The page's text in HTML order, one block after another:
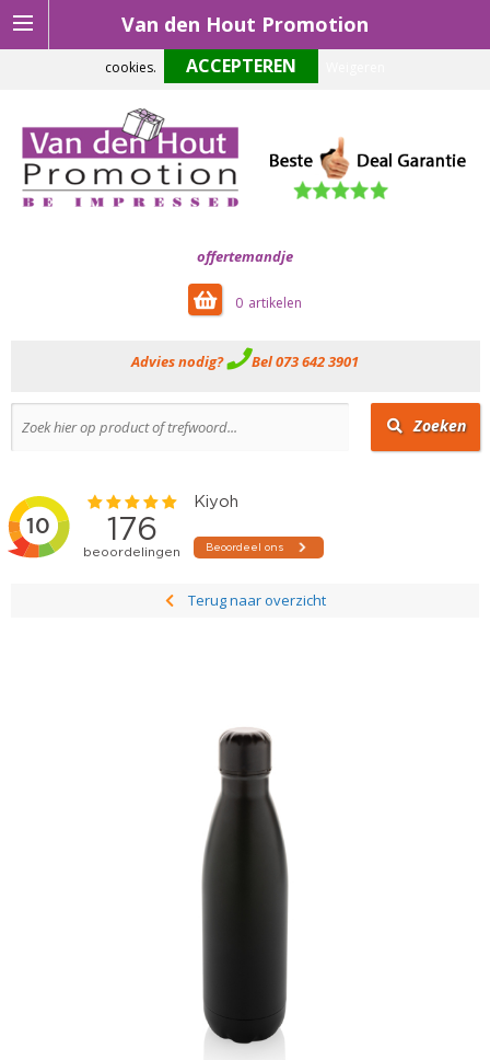
Van den Hout Promotion
offertemandje
0
Advies nodig? Bel 073 642 3901
Zoeken
Terug naar overzicht
Om onze website optimaal te laten functioneren maken wij gebruik van
cookies.